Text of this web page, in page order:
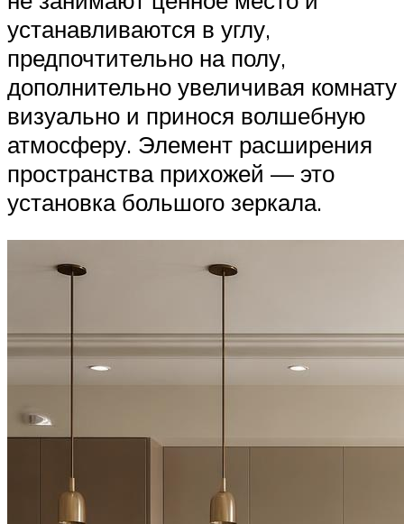
устанавливаются в углу,
предпочтительно на полу,
дополнительно увеличивая комнату
визуально и принося волшебную
атмосферу. Элемент расширения
пространства прихожей — это
установка большого зеркала.